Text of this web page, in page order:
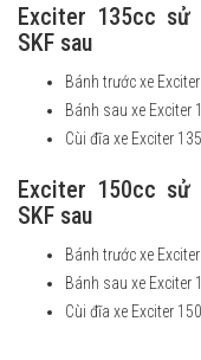
Exciter 135cc
SKF sau
Bánh trước xe
Bánh sau xe Exciter
Cùi đĩa xe Exciter
Exciter 150cc
SKF sau
Bánh trước xe
Bánh sau xe Exciter
Cùi đĩa xe Exciter